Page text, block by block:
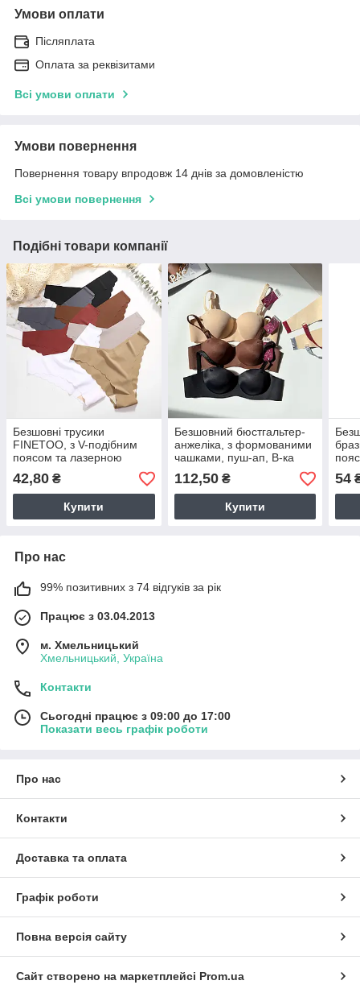
Умови оплати
Післяплата
Оплата за реквізитами
Всі умови оплати
Умови повернення
Повернення товару впродовж 14 днів за домовленістю
Всі умови повернення
Подібні товари компанії
Безшовні трусики
FINETOO, з V-подібним
поясом та лазерною
обробкою
42,80 ₴
Купити
Безшовний бюстгальтер-
анжеліка, з формованими
чашками, пуш-ап, В-ка
112,50₴
Купити
54
Про нас
99% позитивних з 74 відгуків за рік
Працює з 03.04.2013
м. Хмельницький
Хмельницький, Україна
Контакти
Сьогодні працює з 09:00 до 17:00
Показати весь графік роботи
Про нас
Контакти
Доставка та оплата
Графік роботи
Повна версія сайту
Сайт створено на маркетплейсі Prom.ua